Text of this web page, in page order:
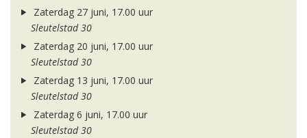
Zaterdag 27 juni, 17.00 uur
Sleutelstad 30
Zaterdag 20 juni, 17.00 uur
Sleutelstad 30
Zaterdag 13 juni, 17.00 uur
Sleutelstad 30
Zaterdag 6 juni, 17.00 uur
Sleutelstad 30